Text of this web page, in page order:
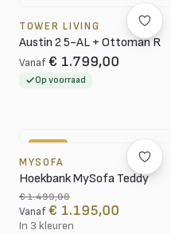
TOWER LIVING
Austin 2 5-AL + Ottoman R
Vanaf € 1.799,00
Op voorraad
MYSOFA
Hoekbank MySofa Teddy
€ 1.499,00
Vanaf € 1.195,00
In 3 kleuren